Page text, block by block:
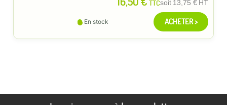
TTCsoit 13,75 € HT
En stock ACHETER >